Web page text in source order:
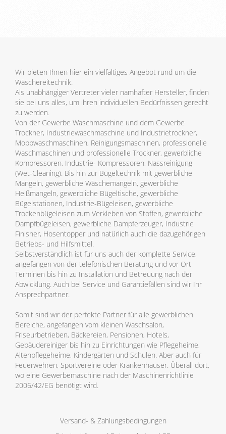
Wir bieten Ihnen hier ein vielfältiges Angebot rund um die
Wäschereitechnik.
Als unabhängiger Vertreter vieler namhafter Hersteller, finden
sie bei uns alles, um ihren individuellen Bedürfnissen gerecht
zu werden.
Von der Gewerbe Waschmaschine und dem Gewerbe
Trockner, Industriewaschmaschine und Industrietrockner,
Moppwaschmaschinen, Reinigungsmaschinen, professionelle
Waschmaschinen und professionelle Trockner, gewerbliche
Kompressoren, Industrie- Kompressoren, Nassreinigung
(Wet-Cleaning). Bis hin zur Bügeltechnik mit gewerbliche
Mangeln, gewerbliche Wäschemangeln, gewerbliche
Heißmangeln, gewerbliche Bügeltische, gewerbliche
Bügelstationen, Industrie-Bügeleisen, gewerbliche
Trockenbügeleisen zum Verkleben von Stoffen, gewerbliche
Dampfbügeleisen, gewerbliche Dampferzeuger, Industrie
Finisher, Hosentopper und natürlich auch die dazugehörigen
Betriebs- und Hilfsmittel.
Selbstverständlich ist für uns auch der komplette Service,
angefangen von der telefonischen Beratung und vor Ort
Terminen bis hin zu Installation und Betreuung nach der
Abwicklung. Auch bei Service und Garantiefällen sind wir Ihr
Ansprechpartner.
Somit sind wir der perfekte Partner für alle gewerblichen
Bereiche, angefangen vom kleinen Waschsalon,
Friseurbetrieben, Bäckereien, Pensionen, Hotels,
Gebäudereiniger bis hin zu Einrichtungen wie Pflegeheime,
Altenpflegeheime, Kindergärten und Schulen. Aber auch für
Feuerwehren, Sportvereine oder Krankenhäuser. Überall dort,
wo eine Gewerbemaschine nach der Maschinenrichtlinie
2006/42/EG benötigt wird.
Versand- & Zahlungsbedingungen